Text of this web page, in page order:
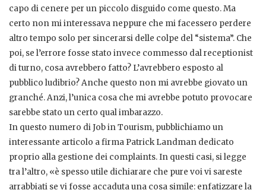
capo di cenere per un piccolo disguido come questo. Ma
certo non mi interessava neppure che mi facessero perdere
altro tempo solo per sincerarsi delle colpe del “sistema”. Che
poi, se l’errore fosse stato invece commesso dal receptionist
di turno, cosa avrebbero fatto? L’avrebbero esposto al
pubblico ludibrio? Anche questo non mi avrebbe giovato un
granché. Anzi, l’unica cosa che mi avrebbe potuto provocare
sarebbe stato un certo qual imbarazzo.
In questo numero di Job in Tourism, pubblichiamo un
interessante articolo a firma Patrick Landman dedicato
proprio alla gestione dei complaints. In questi casi, si legge
tra l’altro, «è spesso utile dichiarare che pure voi vi sareste
arrabbiati se vi fosse accaduta una cosa simile: enfatizzare la